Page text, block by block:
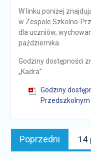
W linku poniżej
w Zespole Szkolno-
dla uczniów,
października.
Godziny dostępności
„Kadra”.
Godziny
Przedszkolnym
Nawigacja
wpisu
Poprzedni 14